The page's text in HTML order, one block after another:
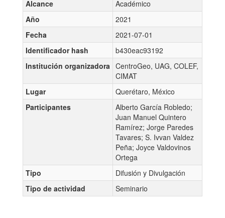
Alcance
Académico
Año
2021
Fecha
2021-07-01
Identificador hash
b430eac93192
Institución organizadora CentroGeo, UAG, COLEF,
CIMAT
Lugar
Querétaro, México
Participantes
Alberto García Robledo;
Juan Manuel Quintero
Ramírez; Jorge Paredes
Tavares; S. Ivvan Valdez
Peña; Joyce Valdovinos
Ortega
Tipo
Difusión y Divulgación
Tipo de actividad
Seminario